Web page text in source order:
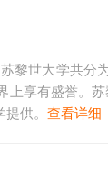
黎世大学共分
上享有盛誉。
供。 查看详细